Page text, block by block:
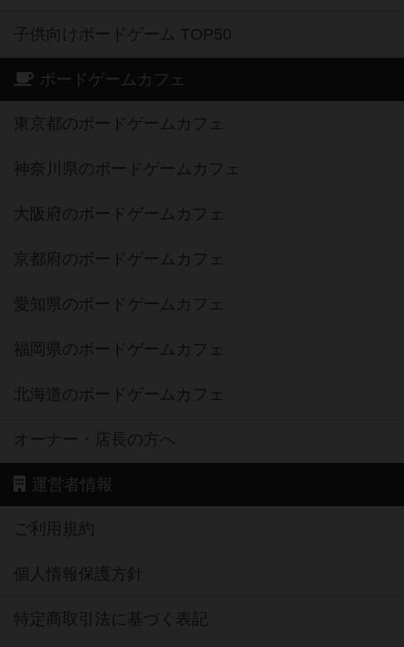
子供向けボードゲーム TOP50
ボードゲームカフェ
東京都のボードゲームカフェ
神奈川県のボードゲームカフェ
大阪府のボードゲームカフェ
京都府のボードゲームカフェ
愛知県のボードゲームカフェ
福岡県のボードゲームカフェ
北海道のボードゲームカフェ
オーナー・店長の方へ
運営者情報
ご利用規約
個人情報保護方針
特定商取引法に基づく表記